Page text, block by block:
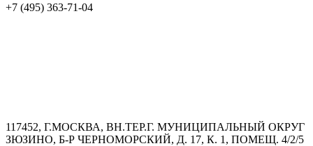
+7 (495) 363-71-04
117452, Г.МОСКВА, ВН.ТЕР.Г. МУНИЦИПАЛЬНЫЙ ОКРУГ
ЗЮЗИНО, Б-Р ЧЕРНОМОРСКИЙ, Д. 17, К. 1, ПОМЕЩ. 4/2/5